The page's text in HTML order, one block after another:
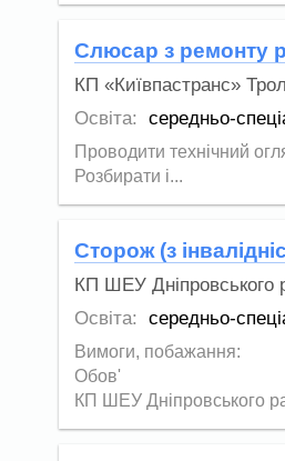
Слюсар з ремонту
КП «Київпастранс»
Освіта:
середньо-
Проводити технічний
Розбирати і...
Сторож (з
КП ШЕУ Дніпровського
Освіта:
середньо-
Вимоги, побажання:
Обов'
КП ШЕУ Дніпровського